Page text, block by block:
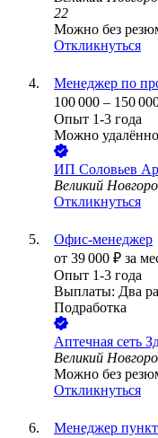
22
Можно без
Откликнуться
Менеджер по
100 000 – 150
Опыт 1-3 года
Можно удалённо
ИП Соловьев
Великий
Откликнуться
Офис-менеджер
от 39 000 ₽ за
Опыт 1-3 года
Выплаты: Два
Подработка
Аптечная сеть
Великий
Можно без
Откликнуться
Менеджер